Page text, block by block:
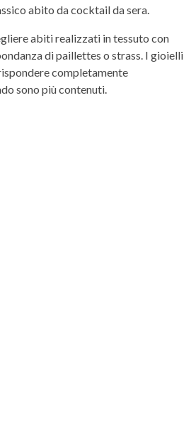
abito da cocktail da sera.
abiti realizzati in tessuto con
di paillettes o strass. I gioielli
completamente
sono più contenuti.